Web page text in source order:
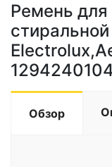
Ремень
Обзор